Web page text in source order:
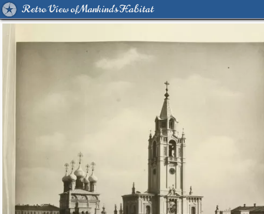
Retro View of Mankind's Habitat